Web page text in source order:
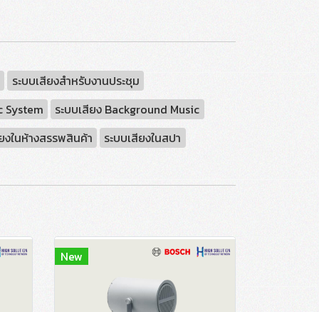
ระบบเสียงสำหรับงานประชุม
System
ระบบเสียง Background Music
งในห้างสรรพสินค้า
ระบบเสียงในสปา
New